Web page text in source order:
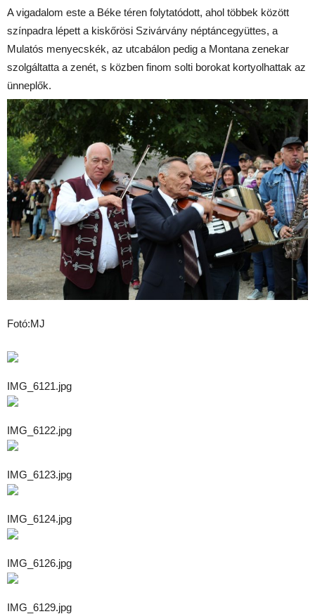
A vigadalom este a Béke téren folytatódott, ahol többek között
színpadra lépett a kiskőrösi Szivárvány néptáncegyüttes, a
Mulatós menyecskék, az utcabálon pedig a Montana zenekar
szolgáltatta a zenét, s közben finom solti borokat kortyolhattak az
ünneplők.
Fotó:MJ
IMG_6121.jpg
IMG_6122.jpg
IMG_6123.jpg
IMG_6124.jpg
IMG_6126.jpg
IMG_6129.jpg